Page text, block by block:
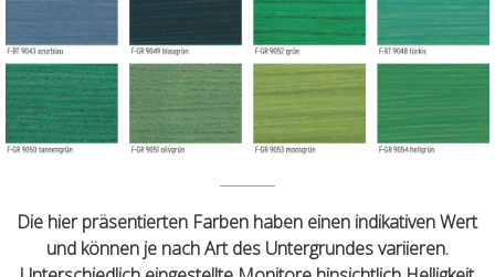
Die hier präsentierten Farben haben einen indikativen Wert
und können je nach Art des Untergrundes variieren.